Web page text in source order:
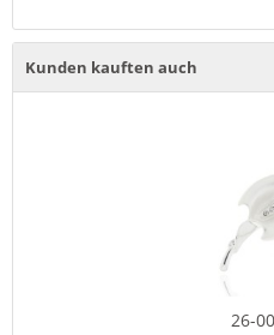
Kunden kauften auch
26-